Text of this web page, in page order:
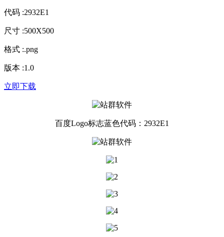
代码 :2932E1
尺寸 :500X500
格式 :.png
版本 :1.0
立即下载
百度Logo标志蓝色代码：2932E1